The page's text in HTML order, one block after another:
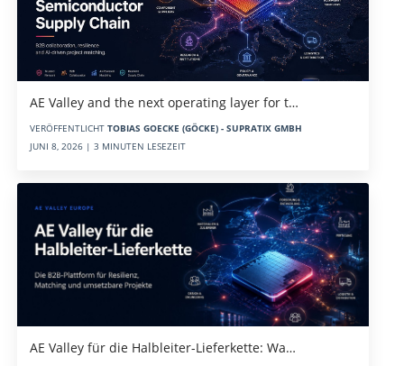
AE Valley and the next operating layer for t…
VERÖFFENTLICHT TOBIAS GOECKE (GÖCKE) - SUPRATIX GMBH
JUNI 8, 2026 | 3 MINUTEN LESEZEIT
AE Valley für die Halbleiter-Lieferkette: Wa…